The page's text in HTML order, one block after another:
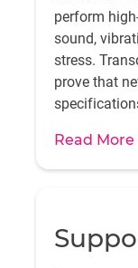
perform
sound,
stress.
prove that
Read More